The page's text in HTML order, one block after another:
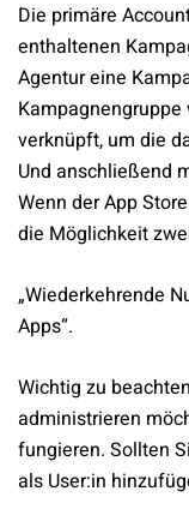
Die primäre
enthaltenen
Agentur eine
verknüpft, um die
Und anschließend
Wenn der App
die Möglichkeit
„Wiederkehrende
Apps“.
Wichtig zu
administrieren
fungieren. Sollten
als User:in